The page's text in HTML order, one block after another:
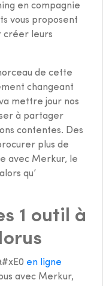
en compagnie
vous proposent
créer leurs
de cette
changeant
mettre jour nos
à partager
contentes. Des
plus de
avec Merkur, le
qu’
1 outil à
en ligne
avec Merkur,